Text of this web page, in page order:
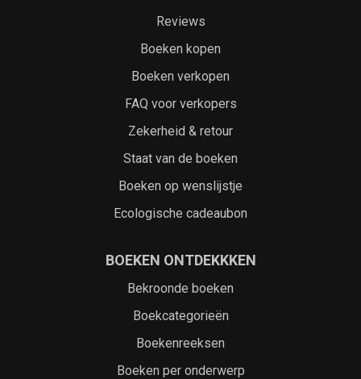
Reviews
Boeken kopen
Boeken verkopen
FAQ voor verkopers
Zekerheid & retour
Staat van de boeken
Boeken op wenslijstje
Ecologische cadeaubon
BOEKEN ONTDEKKKEN
Bekroonde boeken
Boekcategorieën
Boekenreeksen
Boeken per onderwerp